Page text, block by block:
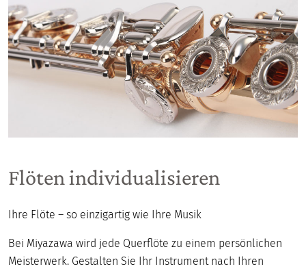
Flöten individualisieren
Ihre Flöte – so einzigartig wie Ihre Musik
Bei Miyazawa wird jede Querflöte zu einem persönlichen
Meisterwerk. Gestalten Sie Ihr Instrument nach Ihren